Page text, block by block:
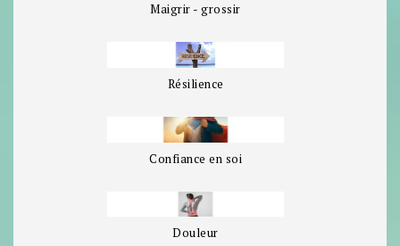
Maigrir - grossir
Résilience
Confiance en soi
Douleur